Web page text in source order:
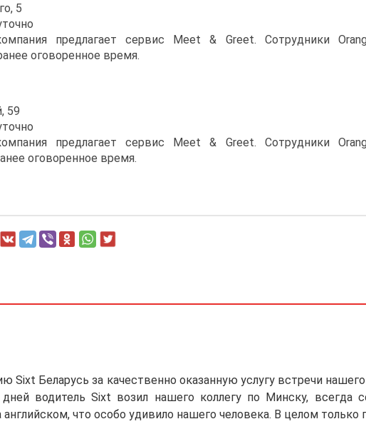
5
предлагает сервис Meet & Greet. Сотрудники
оговоренное время.
59
предлагает сервис Meet & Greet. Сотрудники
оговоренное время.
Sixt Беларусь за качественно оказанную услугу встречи
дней водитель Sixt возил нашего коллегу по Минску,
что особо удивило нашего человека. В целом только